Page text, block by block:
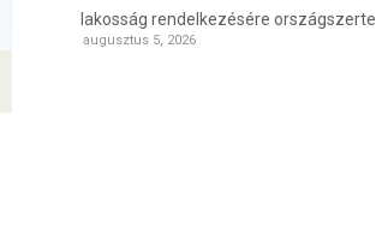
lakosság rendelkezésére országszerte
augusztus 5, 2026